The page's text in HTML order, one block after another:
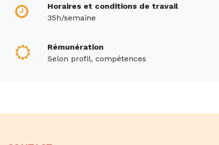
Horaires et conditions de travail
35h/semaine
Rémunération
Selon profil, compétences